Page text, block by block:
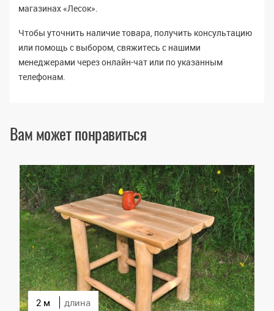
магазинах «Лесок».
Чтобы уточнить наличие товара, получить консультацию
или помощь с выбором, свяжитесь с нашими
менеджерами через онлайн-чат или по указанным
телефонам.
Вам может понравиться
2 м длина